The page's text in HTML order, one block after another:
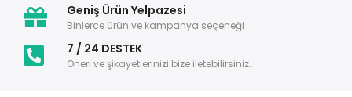
Geniş Ürün Yelpazesi
Binlerce ürün ve kampanya seçeneği
7 / 24 DESTEK
Öneri ve şikayetlerinizi bize iletebilirsiniz.